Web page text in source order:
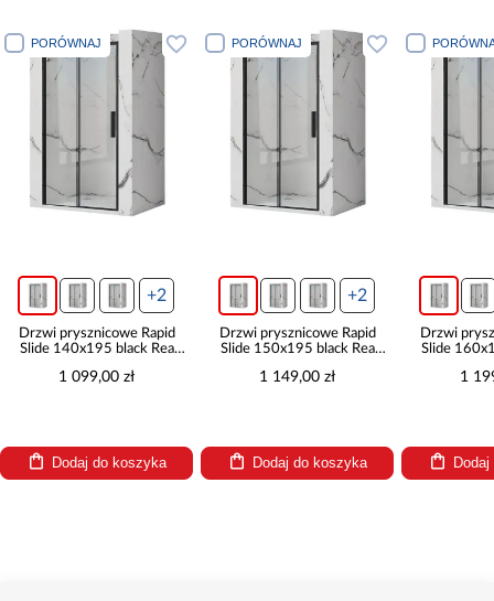
PORÓWNAJ
+2
Drzwi prysznicowe Rapid
Slide 140x195 black Rea
1 099,00 zł
Dodaj do koszyka
PORÓWNAJ
+2
Drzwi prysznicowe Rapid
Slide 150x195 black Rea
1 149,00 zł
Dodaj do koszyka
Drzwi
Slide
1